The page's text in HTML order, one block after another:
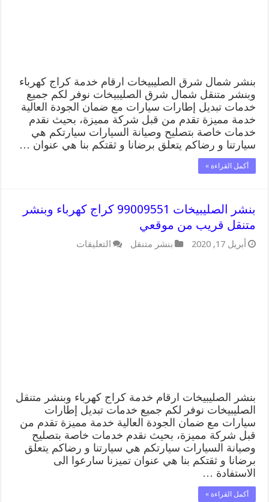
بنشر شمال شرق الصليبيخات ارقام خدمة كراج كهرباء
وبنشر متنقل شمال شرق الصليبيخات نوفر لكم جميع
خدمات تبديل إطارات سيارات مع ضمان الجودة العالية
خدمة مميزة تقدم من قبل شركة مميزة، بحيث نقدم
خدمات خاصة بتصليح وصيانة السيارات سيارتكم هي
سيارتنا و رضاكم يتعلق برضانا و ثقتكم بنا هي عنوان …
أكمل القراءة »
بنشر الصليبيخات 99009551 كراج كهرباء وبنشر
متنقل قريب من موقعي
أبريل 17, 2020 بنشر متنقل التعليقات
بنشر الصليبيخات ارقام خدمة كراج كهرباء وبنشر متنقل
الصليبيخات نوفر لكم جميع خدمات تبديل إطارات
سيارات مع ضمان الجودة العالية خدمة مميزة تقدم من
قبل شركة مميزة، بحيث نقدم خدمات خاصة بتصليح
وصيانة السيارات سيارتكم هي سيارتنا و رضاكم يتعلق
برضانا و ثقتكم بنا هي عنوان تميزنا سارعوا الى
الاستفادة …
أكمل القراءة »